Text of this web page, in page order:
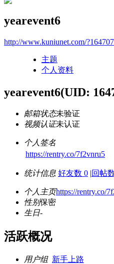
yearevent6
http://www.kuniunet.com/
主题
个人资料
yearevent6(UID:
邮箱状态未验证
视频认证未认证
个人签名
https://rentry.co/7f2vnru5
统计信息 好友数 0 |回帖
个人主页https://rentry.co/
性别保密
生日-
活跃概况
用户组 新手上路